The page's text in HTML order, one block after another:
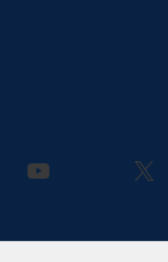
youtube X